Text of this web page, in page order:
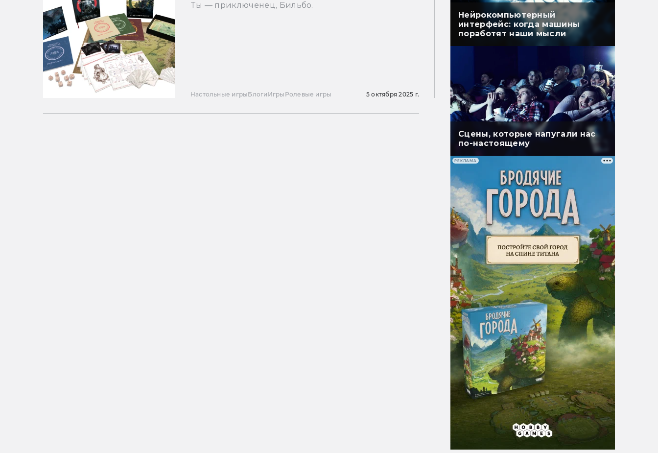
Ты — приключенец, Бильбо.
Настольные игрыБлоги Игры Ролевые игры 5 октября 2025 г.
Нейрокомпьютерный
интерфейс: когда машины
поработят наши мысли
Сцены, которые напугали нас
по-настоящему
РЕКЛАМА